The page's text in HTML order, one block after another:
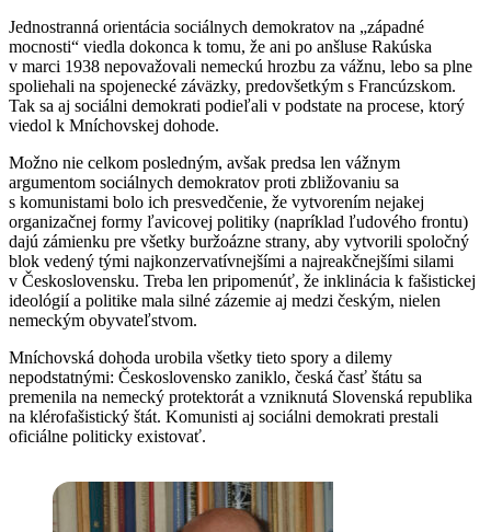
Jednostranná orientácia sociálnych demokratov na „západné
mocnosti“ viedla dokonca k tomu, že ani po anšluse Rakúska
v marci 1938 nepovažovali nemeckú hrozbu za vážnu, lebo sa plne
spoliehali na spojenecké záväzky, predovšetkým s Francúzskom.
Tak sa aj sociálni demokrati podieľali v podstate na procese, ktorý
viedol k Mníchovskej dohode.
Možno nie celkom posledným, avšak predsa len vážnym
argumentom sociálnych demokratov proti zbližovaniu sa
s komunistami bolo ich presvedčenie, že vytvorením nejakej
organizačnej formy ľavicovej politiky (napríklad ľudového frontu)
dajú zámienku pre všetky buržoázne strany, aby vytvorili spoločný
blok vedený tými najkonzervatívnejšími a najreakčnejšími silami
v Československu. Treba len pripomenúť, že inklinácia k fašistickej
ideológií a politike mala silné zázemie aj medzi českým, nielen
nemeckým obyvateľstvom.
Mníchovská dohoda urobila všetky tieto spory a dilemy
nepodstatnými: Československo zaniklo, česká časť štátu sa
premenila na nemecký protektorát a vzniknutá Slovenská republika
na klérofašistický štát. Komunisti aj sociálni demokrati prestali
oficiálne politicky existovať.